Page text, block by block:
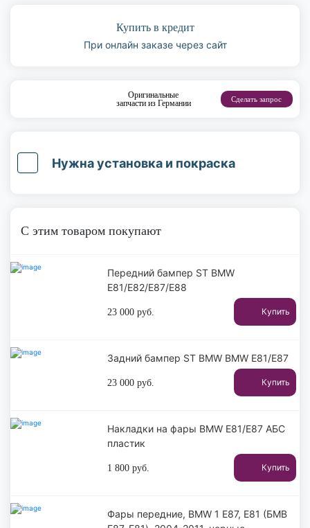
Купить в кредит
При онлайн заказе через сайт
Оригинальные
запчасти из Германии
Сделать запрос
Нужна установка и покраска
С этим товаром покупают
Передний бампер ST BMW
E81/E82/E87/E88
23 000 руб. Купить
Задний бампер ST BMW BMW E81/E87
23 000 руб. Купить
Накладки на фары BMW E81/E87 АБС
пластик
1 800 руб. Купить
Фары передние, BMW 1 E87, E81 (БМВ